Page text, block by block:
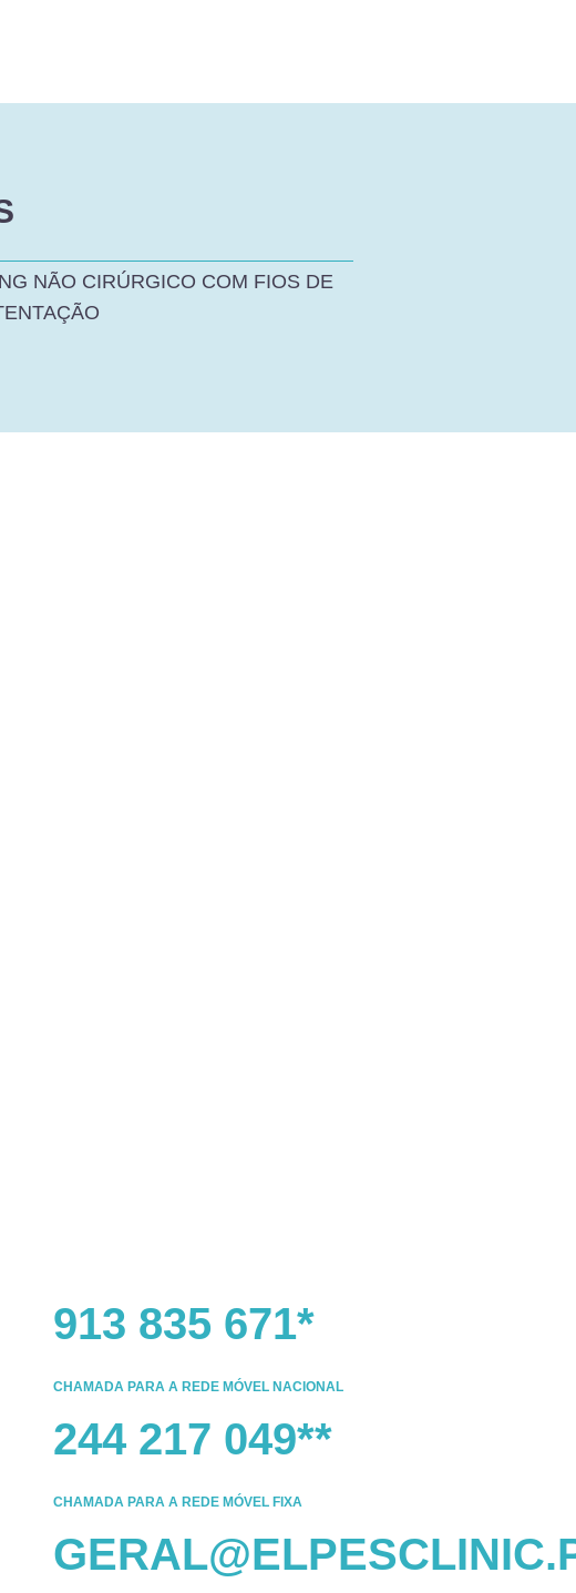
NÃO CIRÚRGICO COM FIOS DE
913 835 671*
CHAMADA PARA A REDE MÓVEL NACIONAL
244 217 049**
CHAMADA PARA A REDE MÓVEL FIXA